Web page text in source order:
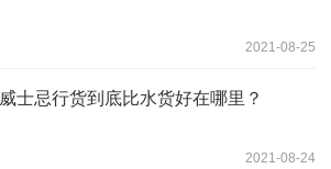
2021-08-25
威士忌行货到底比水货好在哪里？
2021-08-24